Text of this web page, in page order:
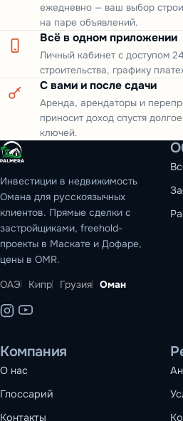
ежедневно — ваш выбор
на паре объявлений.
Всё в одном приложении
Личный кабинет с доступом
строительства, графику
С вами и после сдачи
Аренда, арендаторы и
приносит доход спустя
ключей.
Инвестиции в недвижимость
Омана для русскоязычных
клиентов. Прямые сделки с
застройщиками, freehold-
проекты в Маскате и Дофаре,
цены в OMR.
ОАЭ Кипр Грузия Оман
Компания
О нас
Глоссарий
Контакты